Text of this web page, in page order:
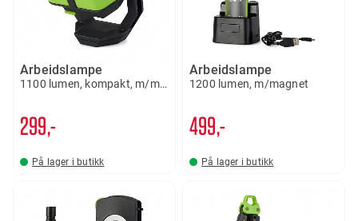
Arbeidslampe
1100 lumen, kompakt, m/magnet
299,-
På lager i butikk
Arbeidslampe
1200 lumen, m/magnet
499,-
På lager i butikk